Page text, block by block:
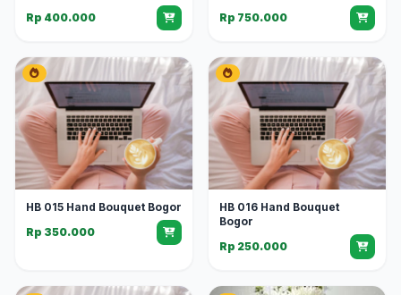
Rp 400.000
Rp 750.000
HB 015 Hand Bouquet Bogor
Rp 350.000
HB 016 Hand Bouquet
Bogor
Rp 250.000